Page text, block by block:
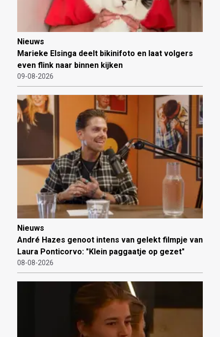
Nieuws
Marieke Elsinga deelt bikinifoto en laat volgers
even flink naar binnen kijken
09-08-2026
Nieuws
André Hazes genoot intens van gelekt filmpje van
Laura Ponticorvo: "Klein paggaatje op gezet"
08-08-2026